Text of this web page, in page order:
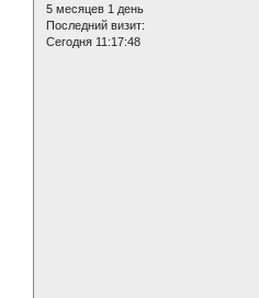
5 месяцев 1 день
Последний визит:
Сегодня 11:17:48